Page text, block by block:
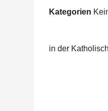
Kategorien
in der